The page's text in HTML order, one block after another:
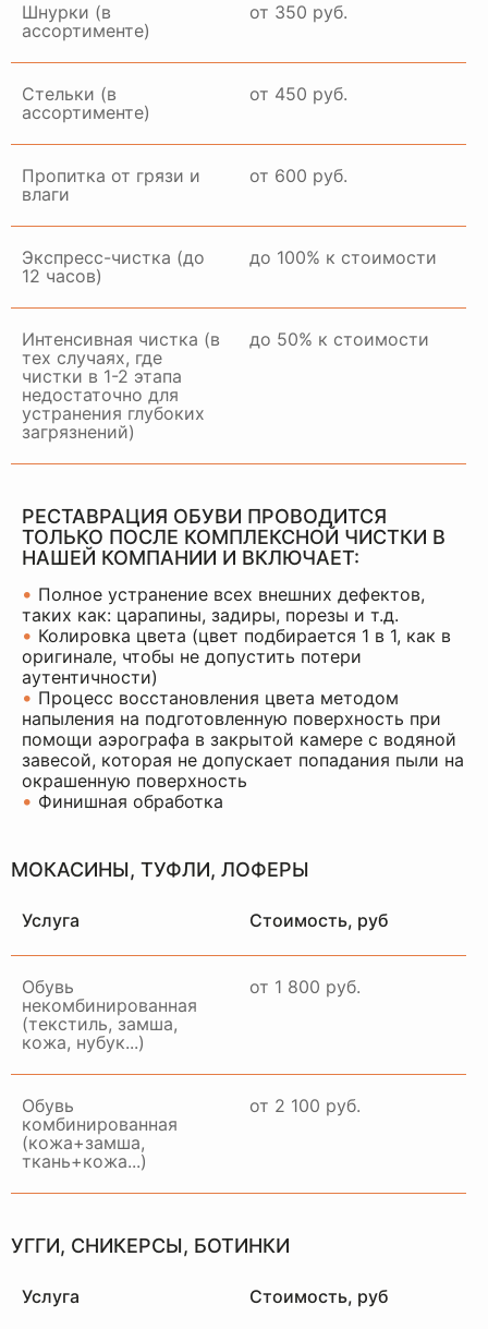
Шнурки (в
ассортименте)
от 350 руб.
Стельки (в
ассортименте)
от 450 руб.
Пропитка от грязи и
влаги
от 600 руб.
Экспресс-чистка (до
12 часов)
до 100% к стоимости
Интенсивная чистка (в
тех случаях, где
чистки в 1-2 этапа
недостаточно для
устранения глубоких
загрязнений)
до 50% к стоимости
РЕСТАВРАЦИЯ ОБУВИ ПРОВОДИТСЯ
ТОЛЬКО ПОСЛЕ КОМПЛЕКСНОЙ ЧИСТКИ В
НАШЕЙ КОМПАНИИ И ВКЛЮЧАЕТ:
• Полное устранение всех внешних дефектов,
таких как: царапины, задиры, порезы и т.д.
• Колировка цвета (цвет подбирается 1 в 1, как в
оригинале, чтобы не допустить потери
аутентичности)
• Процесс восстановления цвета методом
напыления на подготовленную поверхность при
помощи аэрографа в закрытой камере с водяной
завесой, которая не допускает попадания пыли на
окрашенную поверхность
• Финишная обработка
МОКАСИНЫ, ТУФЛИ, ЛОФЕРЫ
Услуга Стоимость, руб
Обувь
некомбинированная
(текстиль, замша,
кожа, нубук...)
от 1 800 руб.
Обувь
комбинированная
(кожа+замша,
ткань+кожа...)
от 2 100 руб.
УГГИ, СНИКЕРСЫ, БОТИНКИ
Услуга Стоимость, руб
РАБОТАЕТ ПО ВСЕЙ